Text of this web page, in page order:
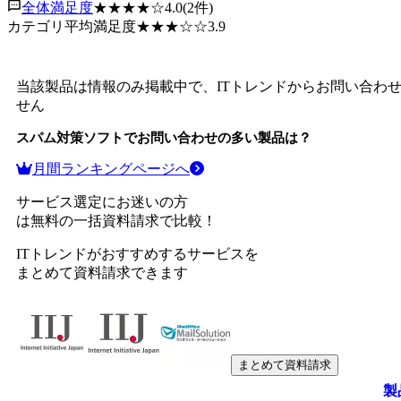
全体満足度★★★★☆4.0(2件)
カテゴリ平均満足度★★★☆☆3.9
当該製品は情報のみ掲載中で、ITトレンドからお問い合わ
せん
スパム対策ソフトでお問い合わせの多い製品は？
月間ランキングページへ
サービス選定にお迷いの方
は無料の一括資料請求で比較！
ITトレンドがおすすめするサービスを
まとめて資料請求できます
まとめて資料請求
製